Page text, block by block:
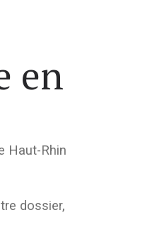
en
Haut-Rhin
dossier,